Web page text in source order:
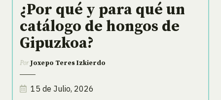
¿Por qué y para qué un
catálogo de hongos de
Gipuzkoa?
PorJoxepo Teres Izkierdo
15 de Julio, 2026